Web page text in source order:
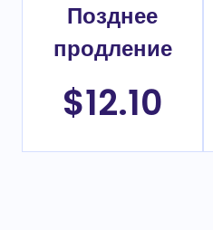
Позднее
продление
$12.10